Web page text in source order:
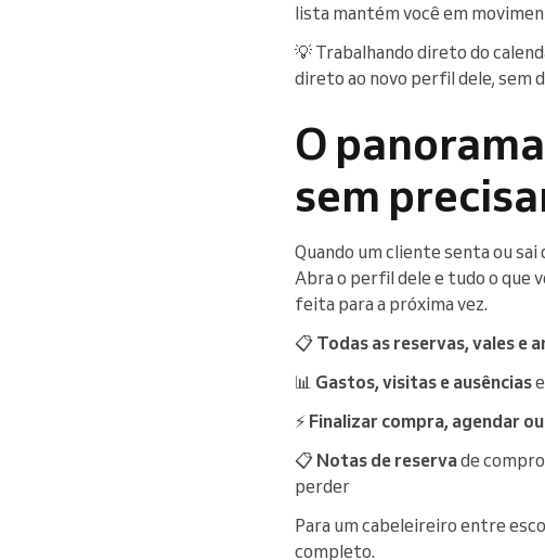
lista mantém você em
💡 Trabalhando direto do
direto ao novo perfil dele, sem
O
sem
Quando um cliente senta ou
Abra o perfil dele e tudo o que
feita para a próxima vez.
📋 Todas as reservas, vales e
📊 Gastos, visitas e ausências
⚡ Finalizar compra, agendar
📋 Notas de reservade
perder
Para um cabeleireiro entre
completo.